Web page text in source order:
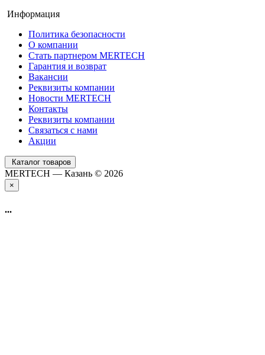
Информация
Политика безопасности
О компании
Стать партнером MERTECH
Гарантия и возврат
Вакансии
Реквизиты компании
Новости MERTECH
Контакты
Реквизиты компании
Связаться с нами
Акции
Каталог товаров
MERTECH — Казань © 2026
×
...